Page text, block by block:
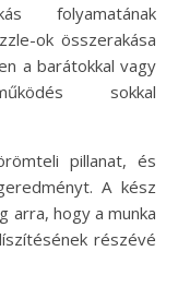
folyamatának
ok összerakása
a barátokkal vagy
sokkal
pillanat, és
A kész
arra, hogy a munka
részévé